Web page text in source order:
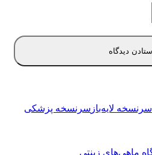
سرنسخه لایه‌باز سرنسخه پزشکی